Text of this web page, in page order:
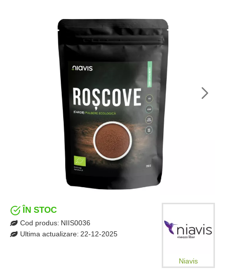
ÎN STOC
Cod produs: NIIS0036
Ultima actualizare: 22-12-2025
Niavis